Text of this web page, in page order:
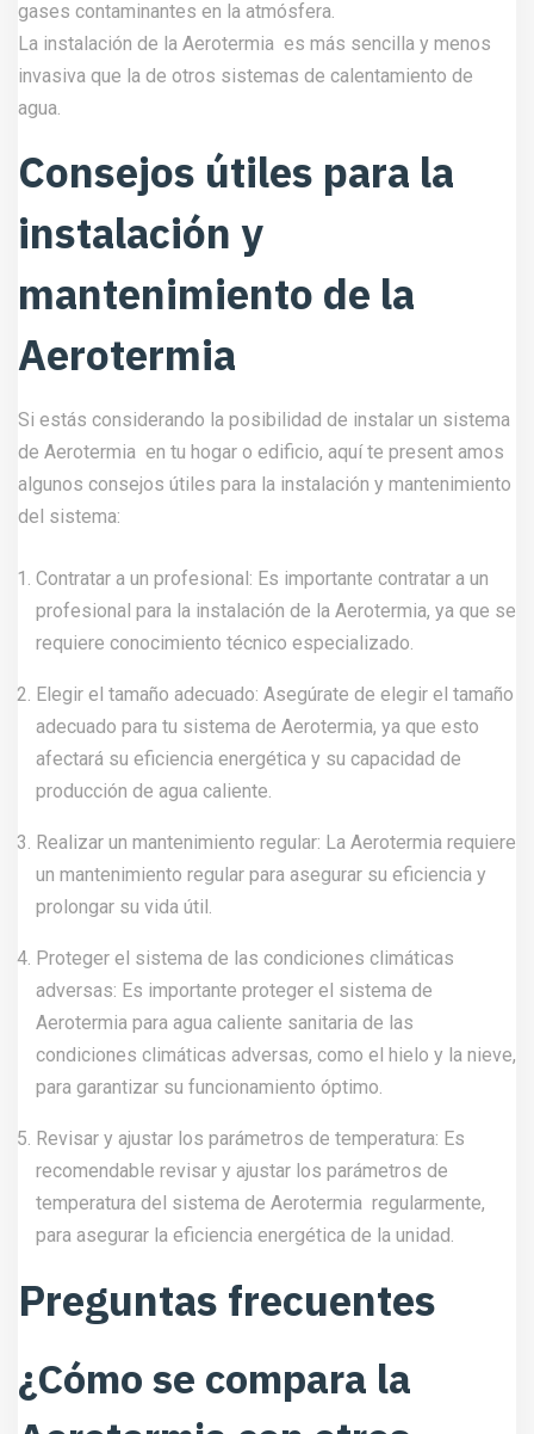
gases contaminantes en la atmósfera.
La instalación de la Aerotermia es más sencilla y menos
invasiva que la de otros sistemas de calentamiento de
agua.
Consejos útiles para la
instalación y
mantenimiento de la
Aerotermia
Si estás considerando la posibilidad de instalar un sistema
de Aerotermia en tu hogar o edificio, aquí te present amos
algunos consejos útiles para la instalación y mantenimiento
del sistema:
Contratar a un profesional: Es importante contratar a un
profesional para la instalación de la Aerotermia, ya que se
requiere conocimiento técnico especializado.
Elegir el tamaño adecuado: Asegúrate de elegir el tamaño
adecuado para tu sistema de Aerotermia, ya que esto
afectará su eficiencia energética y su capacidad de
producción de agua caliente.
Realizar un mantenimiento regular: La Aerotermia requiere
un mantenimiento regular para asegurar su eficiencia y
prolongar su vida útil.
Proteger el sistema de las condiciones climáticas
adversas: Es importante proteger el sistema de
Aerotermia para agua caliente sanitaria de las
condiciones climáticas adversas, como el hielo y la nieve,
para garantizar su funcionamiento óptimo.
Revisar y ajustar los parámetros de temperatura: Es
recomendable revisar y ajustar los parámetros de
temperatura del sistema de Aerotermia regularmente,
para asegurar la eficiencia energética de la unidad.
Preguntas frecuentes
¿Cómo se compara la